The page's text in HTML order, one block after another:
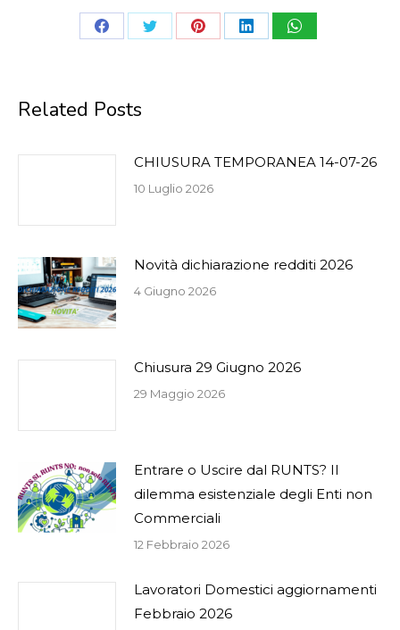
Share Share Share Share Share
Related Posts
CHIUSURA TEMPORANEA 14-07-26
10 Luglio 2026
Novità dichiarazione redditi 2026
4 Giugno 2026
Chiusura 29 Giugno 2026
29 Maggio 2026
Entrare o Uscire dal RUNTS? Il
dilemma esistenziale degli Enti non
Commerciali
12 Febbraio 2026
Lavoratori Domestici aggiornamenti
Febbraio 2026